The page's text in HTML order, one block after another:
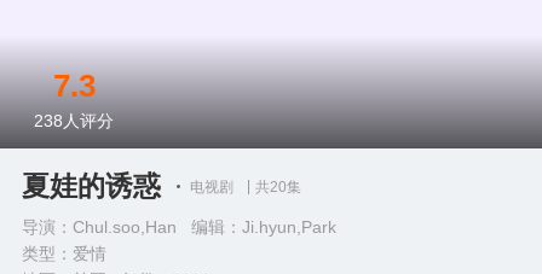
夏娃的诱惑 电视剧 共20集
导演：Chul.soo,Han 编辑：Ji.hyun,Park
类型： 爱情
7.3
238 人评分